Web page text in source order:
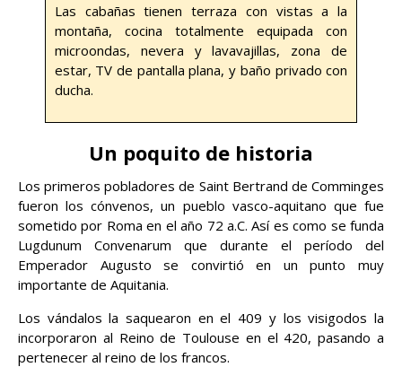
Las cabañas tienen terraza con vistas a la
montaña, cocina totalmente equipada con
microondas, nevera y lavavajillas, zona de
estar, TV de pantalla plana, y baño privado con
ducha.
Un poquito de historia
Los primeros pobladores de Saint Bertrand de Comminges
fueron los cónvenos, un pueblo vasco-aquitano que fue
sometido por Roma en el año 72 a.C. Así es como se funda
Lugdunum Convenarum que durante el período del
Emperador Augusto se convirtió en un punto muy
importante de Aquitania.
Los vándalos la saquearon en el 409 y los visigodos la
incorporaron al Reino de Toulouse en el 420, pasando a
pertenecer al reino de los francos.